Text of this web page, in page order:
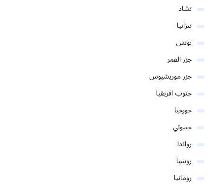
تشاد
تنزانيا
تونس
جزر القمر
جزر موريشيوس
جنوب افريقيا
جورجيا
جيبوتي
رواندا
روسيا
رومانيا